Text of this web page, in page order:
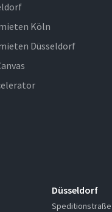
Köln
Düsseldorf
Düsseldorf
Speditionstraße